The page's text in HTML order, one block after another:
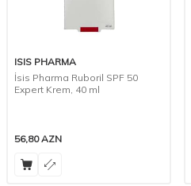
ISIS PHARMA
İsis Pharma Ruboril SPF 50
Expert Krem, 40 ml
56,80AZN